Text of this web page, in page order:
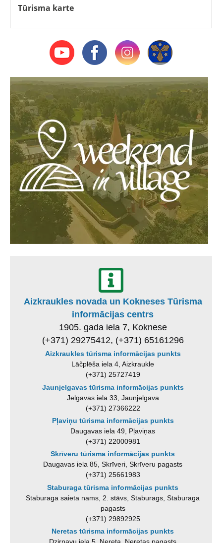
Tūrisma karte
Aizkraukles novada un Kokneses Tūrisma
informācijas centrs
1905. gada iela 7, Koknese
(+371) 29275412, (+371) 65161296
Aizkraukles tūrisma informācijas punkts
Lāčplēša iela 4, Aizkraukle
(+371) 25727419
Jaunjelgavas tūrisma informācijas punkts
Jelgavas iela 33, Jaunjelgava
(+371) 27366222
Pļaviņu tūrisma informācijas punkts
Daugavas iela 49, Pļaviņas
(+371) 22000981
Skrīveru tūrisma informācijas punkts
Daugavas iela 85, Skrīveri, Skrīveru pagasts
(+371) 25661983
Staburaga tūrisma informācijas punkts
Staburaga saieta nams, 2. stāvs, Staburags, Staburaga
pagasts
(+371) 29892925
Neretas tūrisma informācijas punkts